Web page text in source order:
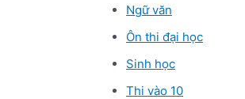
Ngữ văn
Ôn thi đại học
Sinh học
Thi vào 10